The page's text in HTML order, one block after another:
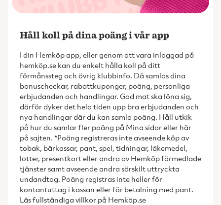
Håll koll på dina poäng i vår app
I din Hemköp app, eller genom att vara inloggad på
hemköp.se kan du enkelt hålla koll på ditt
förmånssteg och övrig klubbinfo. Dä samlas dina
bonuscheckar, rabattkuponger, poäng, personliga
erbjudanden och handlingar. God mat ska löna sig,
därför dyker det hela tiden upp bra erbjudanden och
nya handlingar där du kan samla poäng. Håll utkik
på hur du samlar fler poäng på Mina sidor eller här
på sajten. *Poäng registreras inte avseende köp av
tobak, bärkassar, pant, spel, tidningar, läkemedel,
lotter, presentkort eller andra av Hemköp förmedlade
tjänster samt avseende andra särskilt uttryckta
undandtag. Poäng registras inte heller för
kontantuttag i kassan eller för betalning med pant.
Läs fullständiga villkor på Hemköp.se